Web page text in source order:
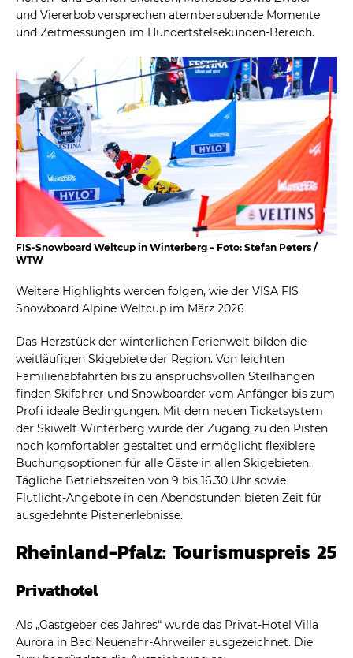
und Viererbob versprechen atemberaubende Momente
und Zeitmessungen im Hundertstelsekunden-Bereich.
FIS-Snowboard Weltcup in Winterberg – Foto: Stefan Peters /
WTW
Weitere Highlights werden folgen, wie der VISA FIS
Snowboard Alpine Weltcup im März 2026
Das Herzstück der winterlichen Ferienwelt bilden die
weitläufigen Skigebiete der Region. Von leichten
Familienabfahrten bis zu anspruchsvollen Steilhängen
finden Skifahrer und Snowboarder vom Anfänger bis zum
Profi ideale Bedingungen. Mit dem neuen Ticketsystem
der Skiwelt Winterberg wurde der Zugang zu den Pisten
noch komfortabler gestaltet und ermöglicht flexiblere
Buchungsoptionen für alle Gäste in allen Skigebieten.
Tägliche Betriebszeiten von 9 bis 16.30 Uhr sowie
Flutlicht-Angebote in den Abendstunden bieten Zeit für
ausgedehnte Pistenerlebnisse.
Rheinland-Pfalz: Tourismuspreis 25
Privathotel
Als „Gastgeber des Jahres“ wurde das Privat-Hotel Villa
Aurora in Bad Neuenahr-Ahrweiler ausgezeichnet. Die